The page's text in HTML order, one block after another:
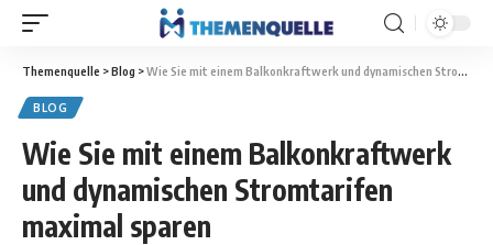
Themenquelle >Blog >Wie Sie mit einem Balkonkraftwerk und dynamischen Stromtarifen maximal sparen
BLOG
Wie Sie mit einem Balkonkraftwerk
und dynamischen Stromtarifen
maximal sparen